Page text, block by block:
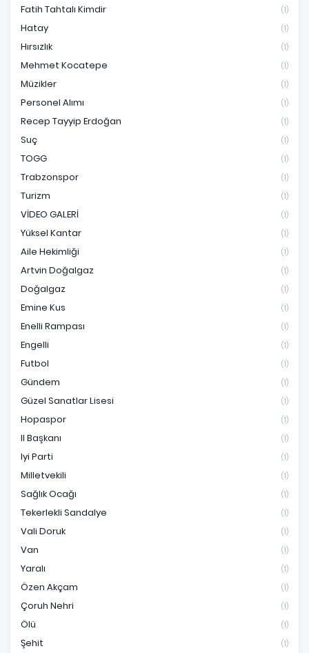
Fatih Tahtalı Kimdir (1)
Hatay (1)
Hırsızlık (1)
Mehmet Kocatepe (1)
Müzikler (1)
Personel Alımı (1)
Recep Tayyip Erdoğan (1)
Suç (1)
TOGG (1)
Trabzonspor (1)
Turizm (1)
VİDEO GALERİ (1)
Yüksel Kantar (1)
Aile Hekimliği (1)
Artvin Doğalgaz (1)
Doğalgaz (1)
Emine Kus (1)
Enelli Rampası (1)
Engelli (1)
Futbol (1)
Gündem (1)
Güzel Sanatlar Lisesi (1)
Hopaspor (1)
Il Başkanı (1)
Iyi Parti (1)
Milletvekili (1)
Sağlık Ocağı (1)
Tekerlekli Sandalye (1)
Vali Doruk (1)
Van (1)
Yaralı (1)
Özen Akçam (1)
Çoruh Nehri (1)
Ölü (1)
Şehit (1)